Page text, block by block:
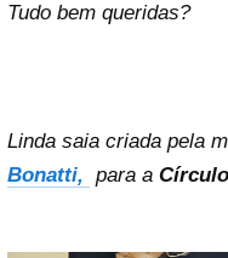
Tudo bem queridas?
Linda saia criada pela
Bonatti, para a